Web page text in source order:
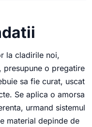
la cladirile noi,
presupune o pregatire
sa fie curat, uscat
Se aplica o amorsa
urmand sistemul
material depinde de